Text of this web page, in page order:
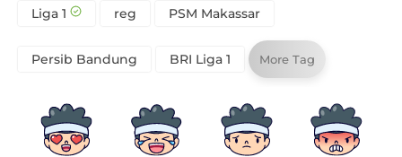
Liga 1 reg PSM Makassar
Persib Bandung BRI Liga 1 More Tag